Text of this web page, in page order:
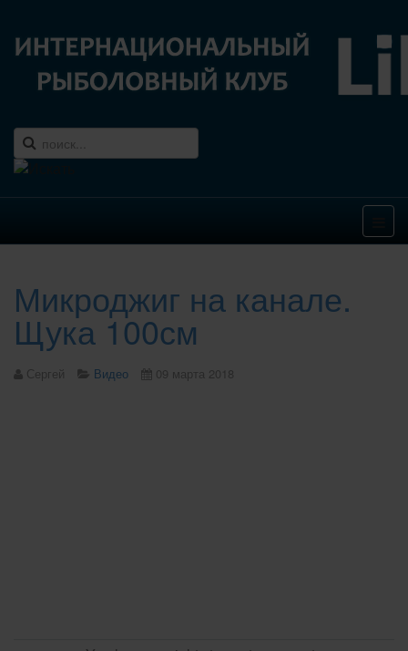
Микроджиг на канале.
Щука 100см
Сергей Видео 09 марта 2018